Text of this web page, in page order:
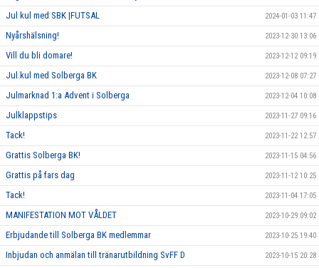
Jul kul med SBK |FUTSAL 2024-01-03 11:47
Nyårshälsning! 2023-12-30 13:06
Vill du bli domare! 2023-12-12 09:19
Jul kul med Solberga BK 2023-12-08 07:27
Julmarknad 1:a Advent i Solberga 2023-12-04 10:08
Julklappstips 2023-11-27 09:16
Tack! 2023-11-22 12:57
Grattis Solberga BK! 2023-11-15 04:56
Grattis på fars dag 2023-11-12 10:25
Tack! 2023-11-04 17:05
MANIFESTATION MOT VÅLDET 2023-10-29 09:02
Erbjudande till Solberga BK medlemmar 2023-10-25 19:40
Inbjudan och anmälan till tränarutbildning SvFF D 2023-10-15 20:28